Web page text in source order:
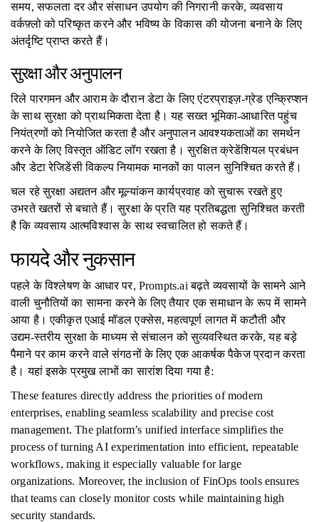
समय, सफलता दर और संसाधन उपयोग की निगरानी करके, व्यवसाय
वर्कफ़्लो को परिष्कृत करने और भविष्य के विकास की योजना बनाने के लिए
अंतर्दृष्टि प्राप्त करते हैं।
सुरक्षा और अनुपालन
रिले पारगमन और आराम के दौरान डेटा के लिए एंटरप्राइज़-ग्रेड एन्क्रिप्शन
के साथ सुरक्षा को प्राथमिकता देता है। यह सख्त भूमिका-आधारित पहुंच
नियंत्रणों को नियोजित करता है और अनुपालन आवश्यकताओं का समर्थन
करने के लिए विस्तृत ऑडिट लॉग रखता है। सुरक्षित क्रेडेंशियल प्रबंधन
और डेटा रेजिडेंसी विकल्प नियामक मानकों का पालन सुनिश्चित करते हैं।
चल रहे सुरक्षा अद्यतन और मूल्यांकन कार्यप्रवाह को सुचारू रखते हुए
उभरते खतरों से बचाते हैं। सुरक्षा के प्रति यह प्रतिबद्धता सुनिश्चित करती
है कि व्यवसाय आत्मविश्वास के साथ स्वचालित हो सकते हैं।
फायदे और नुकसान
पहले के विश्लेषण के आधार पर, Prompts.ai बढ़ते व्यवसायों के सामने आने
वाली चुनौतियों का सामना करने के लिए तैयार एक समाधान के रूप में सामने
आया है। एकीकृत एआई मॉडल एक्सेस, महत्वपूर्ण लागत में कटौती और
उद्यम-स्तरीय सुरक्षा के माध्यम से संचालन को सुव्यवस्थित करके, यह बड़े
पैमाने पर काम करने वाले संगठनों के लिए एक आकर्षक पैकेज प्रदान करता
है। यहां इसके प्रमुख लाभों का सारांश दिया गया है:
These features directly address the priorities of modern
enterprises, enabling seamless scalability and precise cost
management. The platform’s unified interface simplifies the
process of turning AI experimentation into efficient, repeatable
workflows, making it especially valuable for large
organizations. Moreover, the inclusion of FinOps tools ensures
that teams can closely monitor costs while maintaining high
security standards.